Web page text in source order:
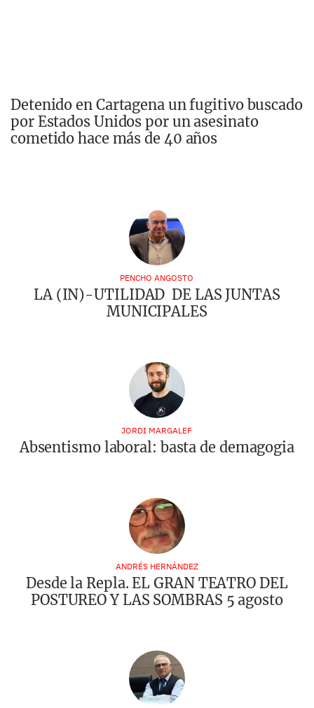
Detenido en Cartagena un fugitivo buscado
por Estados Unidos por un asesinato
cometido hace más de 40 años
PENCHO ANGOSTO
LA (IN)-UTILIDAD DE LAS JUNTAS
MUNICIPALES
JORDI MARGALEF
Absentismo laboral: basta de demagogia
ANDRÉS HERNÁNDEZ
Desde la Repla. EL GRAN TEATRO DEL
POSTUREO Y LAS SOMBRAS 5 agosto